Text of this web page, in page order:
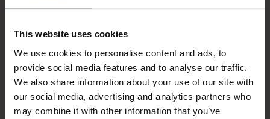
This website uses cookies
We use cookies to personalise content and ads, to
provide social media features and to analyse our traffic.
We also share information about your use of our site with
our social media, advertising and analytics partners who
may combine it with other information that you’ve
Fattura & Pagamento a rate
info